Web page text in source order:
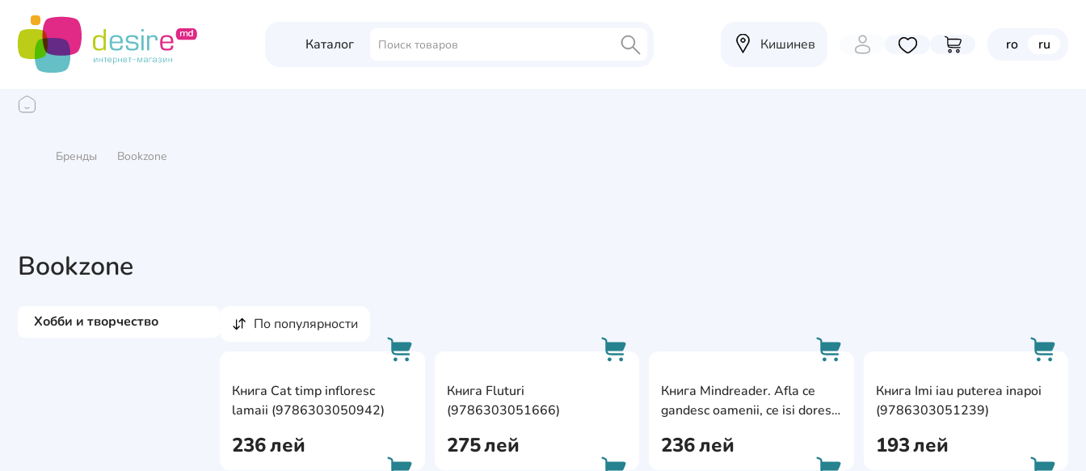
Каталог Кишинев Избранные товары
Перейти в корзину
ro ru
Бренды Bookzone
Bookzone
Хобби и творчество
по популярности
Книга Cat timp infloresc
lamaii (9786303050942)
236лей
AddCardToFavourite
AddCardToCart
Книга Fluturi
(9786303051666)
275лей
AddCardToFavourite
AddCardToCart
Книга Mindreader. Afla ce
gandesc oamenii, ce isi doresc
(9786303051833)
236лей
AddCardToFavourite
AddCardToCart
Книга Imi iau puterea inapoi
(9786303051239)
193лей